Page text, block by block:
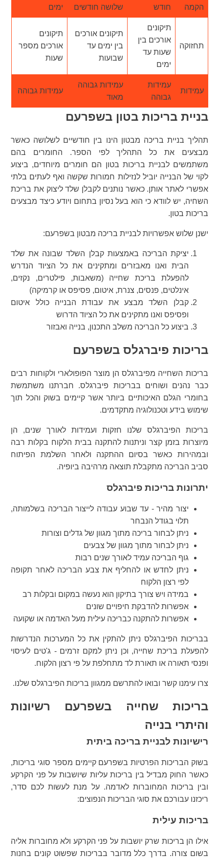
הקמה חודש שלושה חודשים ימים
תחזוקה
תיקונים
אורכים בין
שעות עד
ימים
תיקונים אורכים
בין ימים עד
שבועות
תיקונים
אורכים מספר
שעות
עמידות
עמידות
גבוהה
עמידות גבוהה
מאוד
עמידות גבוהה
בניית בריכות בטון בשפרעם
תהליך בניית בריכה מבטון הינו בין חודשיים לשלושה כאשר
מבצעים את כל התהליך לפי הספר. החומרים בהם
משתמשים לבניית בריכות בטון הם חומרים מיוחדים, ביצוע
לקוי של הבנייה יוביל לנזילות חמורות שקשה ואף לעתים בלתי
אפשרי לאתר אותן. כאשר נותנים לקבלן שלד ליצוק את בריכת
השחיה, יש לוודא כי הוא בעל נסיון בתחום ויודע כיצד מבצעים
בריכות בטון.
ישנן שלוש אפשרויות לבניית בריכה מבטון בשפרעם:
יציקת הבריכה באמצעות קבלן השלד שבונה את שלד
הבית ואנו מאבזרים ומתקינים את כל הציוד הנדרש
להפעלת בריכת שחייה (משאבות, פילטרים, נקזים,
אינלטים, פנסים, צנרת, איטום, פסיפס או קרמיקה)
קבלן השלד מבצע את עבודת הבנייה כולל איטום
ופסיפס ואנו מתקינים את כל הציוד הדרוש
ביצוע כל הבריכה משלב התכנון, בנייה ואבזור
בריכות פיברגלס בשפרעם
בריכות השחייה מפיברגלס הן מוצר הפופולארי ולקוחות רבים
כבר נהנים ושוחים בבריכות פיברגלס. חברתנו משתמשת
בחומרי הגלם האיכותיים ביותר אשר קיימים בשוק והכל תוך
שימוש בידע וטכנולוגיה מתקדמים.
בריכות הפיברגלס שלנו חזקות ועמידות לאורך שנים, הן
מיוצרות בזמן קצר וניתנות להתקנה בבית הלקוח בקלות רבה
ובמהירות כאשר בסיום ההתקנה ולאחר השלמת הפיתוח
סביב הבריכה מתקבלת תוצאה מרהיבה ביופיה.
יתרונות בריכות פיברגלס
יצור מהיר - עד שבוע עבודה לייצור הבריכה בשלמותה,
תלוי בגודל הנבחר
ניתן לבחור בריכה מתוך מגוון של גדלים וצורות
ניתן לבחור מתוך מגוון של צבעים
גוף הבריכה עמיד לאורך שנים רבות
ניתן לחדש או להחליף את צבע הבריכה לאחר תקופה
לפי רצון הלקוח
במידה ויש צורך בתיקון הוא נעשה במקום ובקלות רב
אפשרות להדבקת חיפויים שונים
אפשרות להתקנה כבריכה עילית מעל האדמה או שקועה
בבריכות הפיברגלס ניתן להתקין את כל המערכות הנדרשות
להפעלת בריכת שחייה, וכן ניתן למקם זרמים - ג'טים לעיסוי
ופנסי תאורה או תאורת לד מתחלפת על פי רצון הלקוח.
צרו עימנו קשר ובואו להתרשם ממגוון בריכות הפיברגלס שלנו.
בריכות שחייה בשפרעם רשיונות
והיתרי בנייה
רישיונות לבניית בריכה ביתית
בשוק הבריכות הפרטיות בשפרעם קיימים מספר סוגי בריכות,
כאשר החוק מבדיל בין בריכות עליות שיושבות על פני הקרקע
ובין בריכות המחוברות לאדמה. על מנת לעשות לכם סדר,
ריכזנו עבורכם את סוגי הבריכות הנפוצים:
בריכות עילית
אילו הן בריכות שרק יושבות על פני הקרקע ולא מחוברות אליה
בשום צורה. בדרך כלל מדובר בבריכות שפשוט קונים בחנות